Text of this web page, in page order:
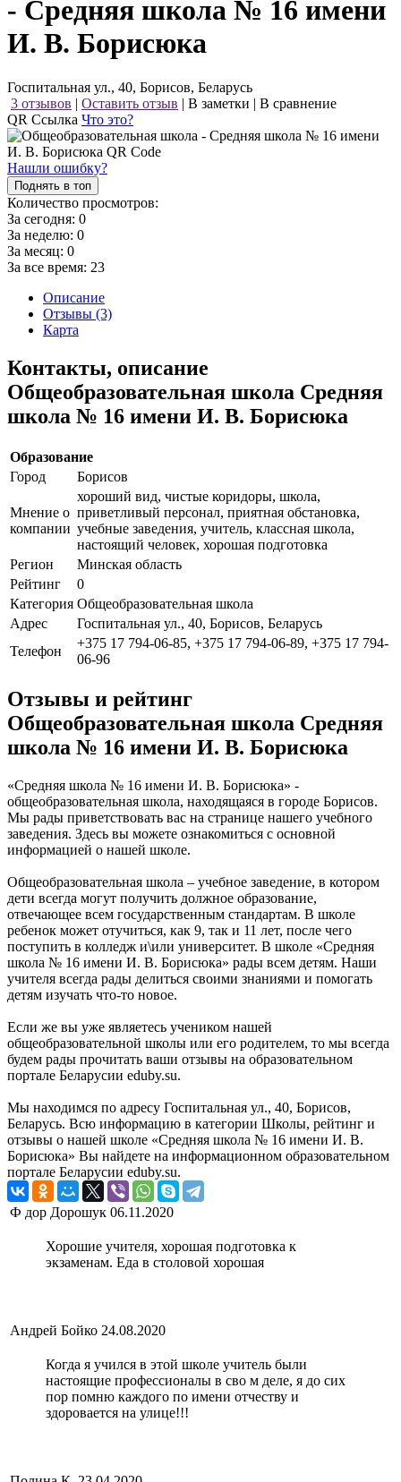
- Средняя школа № 16 имени
И. В. Борисюка
Госпитальная ул., 40, Борисов, Беларусь
3 отзывов | Оставить отзыв | В заметки | В сравнение
QR Ссылка Что это?
Нашли ошибку?
Поднять в топ
Количество просмотров:
За сегодня: 0
За неделю: 0
За месяц: 0
За все время: 23
Описание
Отзывы (3)
Карта
Контакты, описание
Общеобразовательная школа Средняя
школа № 16 имени И. В. Борисюка
Образование
Город
Борисов
Мнение о
компании
хороший вид, чистые коридоры, школа,
приветливый персонал, приятная обстановка,
учебные заведения, учитель, классная школа,
настоящий человек, хорошая подготовка
Регион
Минская область
Рейтинг
0
Категория Общеобразовательная школа
Адрес
Госпитальная ул., 40, Борисов, Беларусь
Телефон
+375 17 794-06-85, +375 17 794-06-89, +375 17 794-
06-96
Отзывы и рейтинг
Общеобразовательная школа Средняя
школа № 16 имени И. В. Борисюка
«Средняя школа № 16 имени И. В. Борисюка» -
общеобразовательная школа, находящаяся в городе Борисов.
Мы рады приветствовать вас на странице нашего учебного
заведения. Здесь вы можете ознакомиться с основной
информацией о нашей школе.
Общеобразовательная школа – учебное заведение, в котором
дети всегда могут получить должное образование,
отвечающее всем государственным стандартам. В школе
ребенок может отучиться, как 9, так и 11 лет, после чего
поступить в колледж и\или университет. В школе «Средняя
школа № 16 имени И. В. Борисюка» рады всем детям. Наши
учителя всегда рады делиться своими знаниями и помогать
детям изучать что-то новое.
Если же вы уже являетесь учеником нашей
общеобразовательной школы или его родителем, то мы всегда
будем рады прочитать ваши отзывы на образовательном
портале Беларусии eduby.su.
Мы находимся по адресу Госпитальная ул., 40, Борисов,
Беларусь. Всю информацию в категории Школы, рейтинг и
отзывы о нашей школе «Средняя школа № 16 имени И. В.
Борисюка» Вы найдете на информационном образовательном
портале Беларусии eduby.su.
Ф дор Дорошук 06.11.2020
Хорошие учителя, хорошая подготовка к
экзаменам. Еда в столовой хорошая
Андрей Бойко 24.08.2020
Когда я учился в этой школе учитель были
настоящие профессионалы в сво м деле, я до сих
пор помню каждого по имени отчеству и
здоровается на улице!!!